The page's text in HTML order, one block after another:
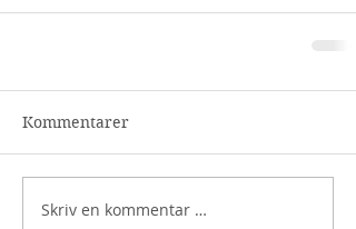
Kommentarer
Skriv en kommentar …